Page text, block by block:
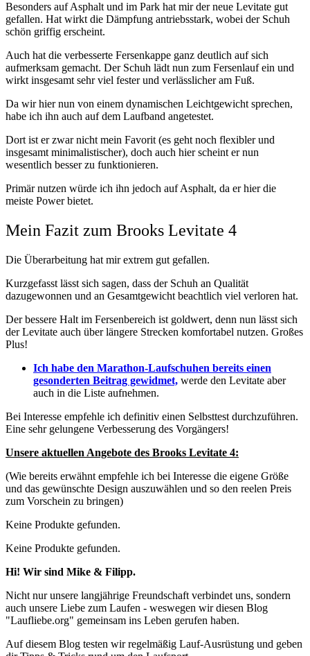
Besonders auf Asphalt und im Park hat mir der neue Levitate gut
gefallen. Hat wirkt die Dämpfung antriebsstark, wobei der Schuh
schön griffig erscheint.
Auch hat die verbesserte Fersenkappe ganz deutlich auf sich
aufmerksam gemacht. Der Schuh lädt nun zum Fersenlauf ein und
wirkt insgesamt sehr viel fester und verlässlicher am Fuß.
Da wir hier nun von einem dynamischen Leichtgewicht sprechen,
habe ich ihn auch auf dem Laufband angetestet.
Dort ist er zwar nicht mein Favorit (es geht noch flexibler und
insgesamt minimalistischer), doch auch hier scheint er nun
wesentlich besser zu funktionieren.
Primär nutzen würde ich ihn jedoch auf Asphalt, da er hier die
meiste Power bietet.
Mein Fazit zum Brooks Levitate 4
Die Überarbeitung hat mir extrem gut gefallen.
Kurzgefasst lässt sich sagen, dass der Schuh an Qualität
dazugewonnen und an Gesamtgewicht beachtlich viel verloren hat.
Der bessere Halt im Fersenbereich ist goldwert, denn nun lässt sich
der Levitate auch über längere Strecken komfortabel nutzen. Großes
Plus!
Ich habe den Marathon-Laufschuhen bereits einen
gesonderten Beitrag gewidmet, werde den Levitate aber
auch in die Liste aufnehmen.
Bei Interesse empfehle ich definitiv einen Selbsttest durchzuführen.
Eine sehr gelungene Verbesserung des Vorgängers!
Unsere aktuellen Angebote des Brooks Levitate 4:
(Wie bereits erwähnt empfehle ich bei Interesse die eigene Größe
und das gewünschte Design auszuwählen und so den reelen Preis
zum Vorschein zu bringen)
Keine Produkte gefunden.
Keine Produkte gefunden.
Hi! Wir sind Mike & Filipp.
Nicht nur unsere langjährige Freundschaft verbindet uns, sondern
auch unsere Liebe zum Laufen - weswegen wir diesen Blog
"Laufliebe.org" gemeinsam ins Leben gerufen haben.
Auf diesem Blog testen wir regelmäßig Lauf-Ausrüstung und geben